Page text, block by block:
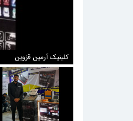
کلینیک آرمین قزوین